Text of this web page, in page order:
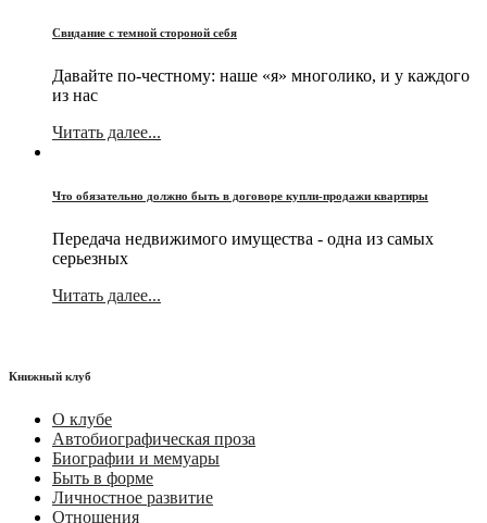
Свидание с темной стороной себя
Давайте по-честному: наше «я» многолико, и у каждого
из нас
Читать далее...
Что обязательно должно быть в договоре купли-продажи квартиры
Передача недвижимого имущества - одна из самых
серьезных
Читать далее...
Книжный клуб
О клубе
Автобиографическая проза
Биографии и мемуары
Быть в форме
Личностное развитие
Отношения